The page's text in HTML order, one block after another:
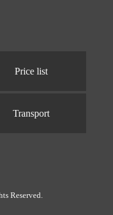
Price list
Transport
Reserved.